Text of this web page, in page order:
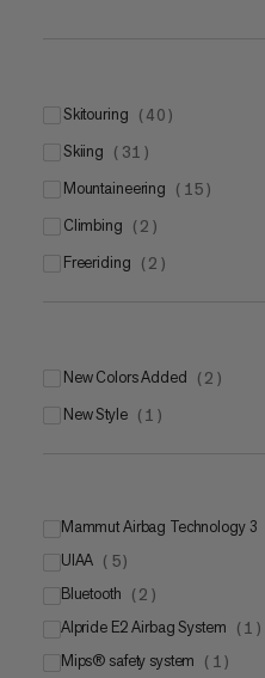
skitouring ( 40 )
skiing ( 31 )
mountaineering ( 15 )
climbing ( 2 )
freeriding ( 2 )
New Colors Added ( 2 )
New Style ( 1 )
Mammut Airbag Technology 3
UIAA ( 5)
Bluetooth ( 2 )
Alpride E2 Airbag System ( 1 )
Mips® safety system ( 1 )